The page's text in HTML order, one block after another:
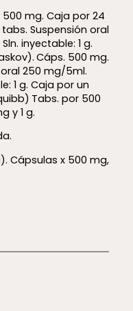
mg. Caja por 24
Suspensión oral
inyectable: 1 g.
Cáps. 500 mg.
250 mg/5ml.
1 g. Caja por un
Tabs. por 500
y 1 g.
Cápsulas x 500 mg,